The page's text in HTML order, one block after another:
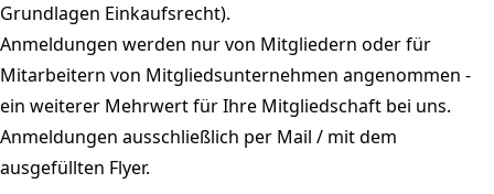
Grundlagen Einkaufsrecht).
Anmeldungen werden nur von Mitgliedern oder für
Mitarbeitern von Mitgliedsunternehmen angenommen -
ein weiterer Mehrwert für Ihre Mitgliedschaft bei uns.
Anmeldungen ausschließlich per Mail / mit dem
ausgefüllten Flyer.